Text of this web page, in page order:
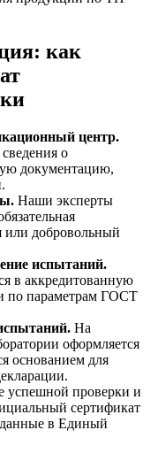
как
центр.
о
документацию,
Наши эксперты
или добровольный
испытаний.
в аккредитованную
по параметрам ГОСТ
На
оформляется
основанием для
успешной проверки и
сертификат
данные в Единый